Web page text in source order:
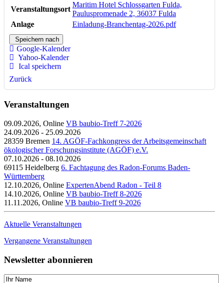
Veranstaltungsort
Maritim Hotel Schlossgarten Fulda,
Pauluspromenade 2, 36037 Fulda
Anlage
Einladung-Branchentag-2026.pdf
Speichern nach
Google-Kalender
Yahoo-Kalender
Ical speichern
Zurück
Veranstaltungen
09.09.2026, Online VB baubio-Treff 7-2026
24.09.2026 - 25.09.2026
28359 Bremen 14. AGÖF-Fachkongress der Arbeitsgemeinschaft
ökologischer Forschungsinstitute (AGÖF) e.V.
07.10.2026 - 08.10.2026
69115 Heidelberg 6. Fachtagung des Radon-Forums Baden-
Württemberg
12.10.2026, Online ExpertenAbend Radon - Teil 8
14.10.2026, Online VB baubio-Treff 8-2026
11.11.2026, Online VB baubio-Treff 9-2026
Aktuelle Veranstaltungen
Vergangene Veranstaltungen
Newsletter abonnieren